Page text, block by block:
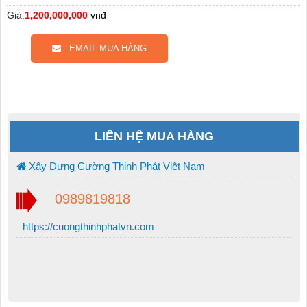
Giá:1,200,000,000 vnđ
EMAIL MUA HÀNG
LIÊN HỆ MUA HÀNG
Xây Dựng Cường Thịnh Phát Việt Nam
0989819818
https://cuongthinhphatvn.com